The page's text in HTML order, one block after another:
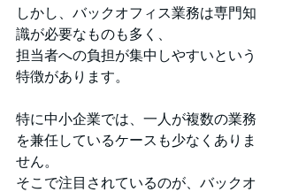
しかし、バックオフィス業務は専門知
識が必要なものも多く、
担当者への負担が集中しやすいという
特徴があります。
特に中小企業では、一人が複数の業務
を兼任しているケースも少なくありま
せん。
そこで注目されているのが、バックオ